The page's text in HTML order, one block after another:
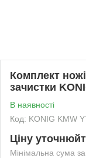
Комплект
зачистки
В наявності
Код: KONIG KMW
Ціну
Мінімальна сума